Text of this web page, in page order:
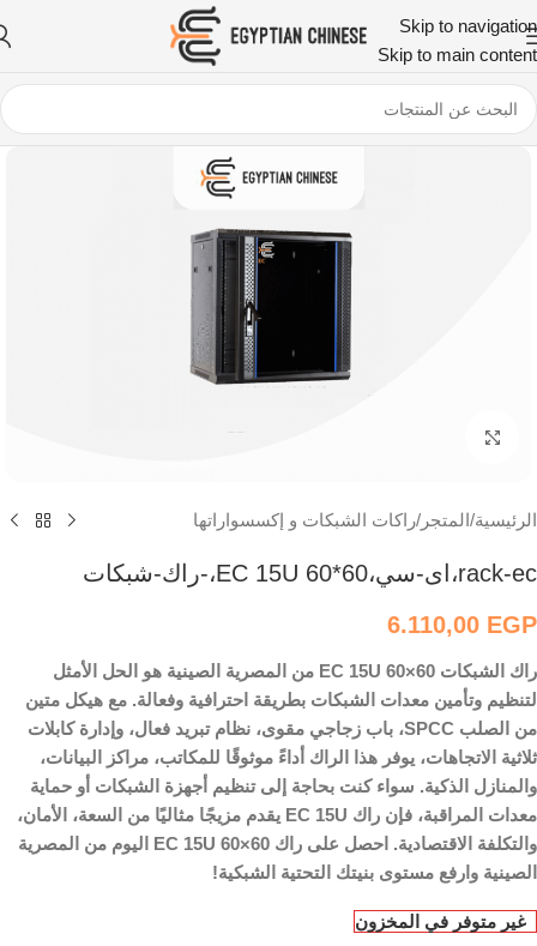
Skip to navigation
Skip to main content
الرئيسية/المتجر /راكات الشبكات و إكسسواراتها
rack-ec،اى-سي،EC 15U 60*60،-راك-شبكات
6.110,00 EGP
راك الشبكات EC 15U 60×60 من المصرية الصينية هو الحل الأمثل
لتنظيم وتأمين معدات الشبكات بطريقة احترافية وفعالة. مع هيكل متين
من الصلب SPCC، باب زجاجي مقوى، نظام تبريد فعال، وإدارة كابلات
ثلاثية الاتجاهات، يوفر هذا الراك أداءً موثوقًا للمكاتب، مراكز البيانات،
والمنازل الذكية. سواء كنت بحاجة إلى تنظيم أجهزة الشبكات أو حماية
معدات المراقبة، فإن راك EC 15U يقدم مزيجًا مثاليًا من السعة، الأمان،
والتكلفة الاقتصادية. احصل على راك EC 15U 60×60 اليوم من المصرية
الصينية وارفع مستوى بنيتك التحتية الشبكية!
غير متوفر في المخزون